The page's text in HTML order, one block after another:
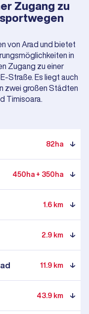
Zugang zu
von Arad und bietet
in
Zugang zu einer
Straße. Es liegt auch
zwei großen Städten
Timisoara.
82ha
450ha + 350ha
1.6 km
2.9 km
11.9 km
43.9 km